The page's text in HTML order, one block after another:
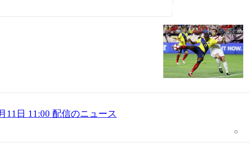
11日 11:00 配信のニュース